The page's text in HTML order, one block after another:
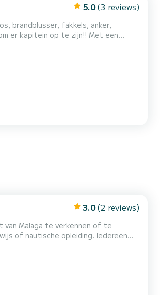
5.0 (3 reviews)
brandblusser, fakkels, anker,
het de ideale boot om er een dag
voorafgaande kennis van
3.0 (2 reviews)
of nautische opleiding. Iedereen
of te genieten van een drankje